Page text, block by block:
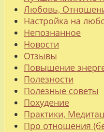
Любовь,
Настройка на
Непознанное
Новости
Отзывы
Повышение
Полезности
Полезные советы
Похудение
Практики,
Про отношения